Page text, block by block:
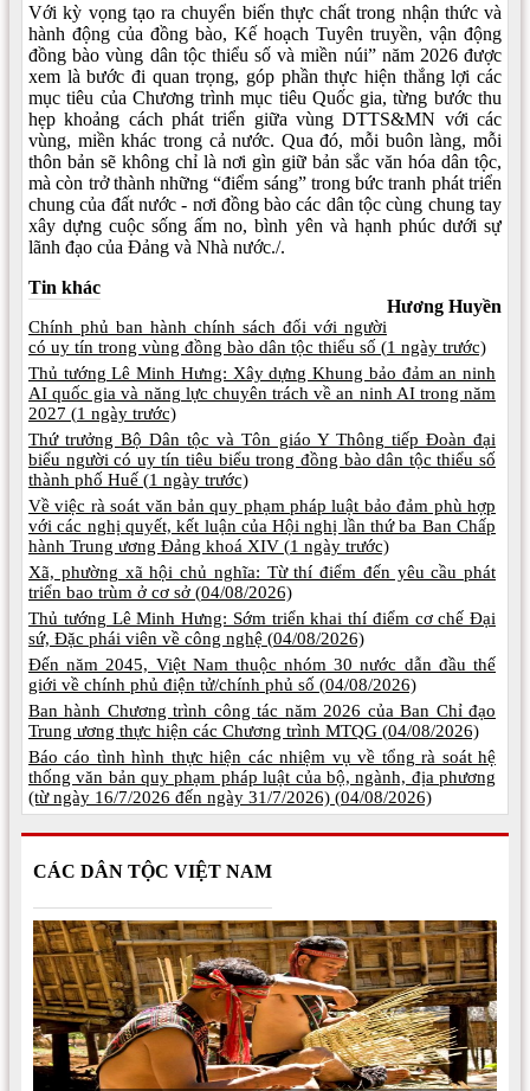
Với kỳ vọng tạo ra chuyển biến thực chất trong nhận thức và
hành động của đồng bào, Kế hoạch Tuyên truyền, vận động
đồng bào vùng dân tộc thiểu số và miền núi” năm 2026 được
xem là bước đi quan trọng, góp phần thực hiện thắng lợi các
mục tiêu của Chương trình mục tiêu Quốc gia, từng bước thu
hẹp khoảng cách phát triển giữa vùng DTTS&MN với các
vùng, miền khác trong cả nước. Qua đó, mỗi buôn làng, mỗi
thôn bản sẽ không chỉ là nơi gìn giữ bản sắc văn hóa dân tộc,
mà còn trở thành những “điểm sáng” trong bức tranh phát triển
chung của đất nước - nơi đồng bào các dân tộc cùng chung tay
xây dựng cuộc sống ấm no, bình yên và hạnh phúc dưới sự
lãnh đạo của Đảng và Nhà nước./.
Hương Huyền
Tin khác
Chính phủ ban hành chính sách đối với người
có uy tín trong vùng đồng bào dân tộc thiểu số (1 ngày trước)
Thủ tướng Lê Minh Hưng: Xây dựng Khung bảo đảm an ninh
AI quốc gia và năng lực chuyên trách về an ninh AI trong năm
2027 (1 ngày trước)
Thứ trưởng Bộ Dân tộc và Tôn giáo Y Thông tiếp Đoàn đại
biểu người có uy tín tiêu biểu trong đồng bào dân tộc thiểu số
thành phố Huế (1 ngày trước)
Về việc rà soát văn bản quy phạm pháp luật bảo đảm phù hợp
với các nghị quyết, kết luận của Hội nghị lần thứ ba Ban Chấp
hành Trung ương Đảng khoá XIV (1 ngày trước)
Xã, phường xã hội chủ nghĩa: Từ thí điểm đến yêu cầu phát
triển bao trùm ở cơ sở (04/08/2026)
Thủ tướng Lê Minh Hưng: Sớm triển khai thí điểm cơ chế Đại
sứ, Đặc phái viên về công nghệ (04/08/2026)
Đến năm 2045, Việt Nam thuộc nhóm 30 nước dẫn đầu thế
giới về chính phủ điện tử/chính phủ số (04/08/2026)
Ban hành Chương trình công tác năm 2026 của Ban Chỉ đạo
Trung ương thực hiện các Chương trình MTQG (04/08/2026)
Báo cáo tình hình thực hiện các nhiệm vụ về tổng rà soát hệ
thống văn bản quy phạm pháp luật của bộ, ngành, địa phương
(từ ngày 16/7/2026 đến ngày 31/7/2026) (04/08/2026)
CÁC DÂN TỘC VIỆT NAM